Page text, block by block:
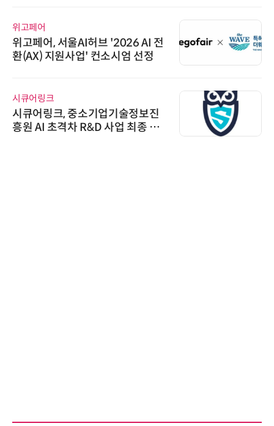
다래전략사업화센터, 'BIO USA 2
026'서 글로벌 빅파마와의 비즈니
스 미팅 지원…K-바이오 해외 진출
비쉐이, 모든 주요 리모컨 코드 지
원하는 TSOP15300 시리즈 IR 수